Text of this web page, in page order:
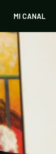
MI CANAL